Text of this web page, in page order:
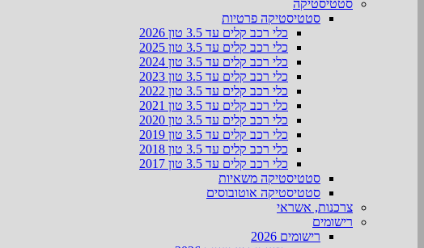
סטטיסטיקה
סטטיסטיקה פרטיות
כלי רכב קלים עד 3.5 טון 2026
כלי רכב קלים עד 3.5 טון 2025
כלי רכב קלים עד 3.5 טון 2024
כלי רכב קלים עד 3.5 טון 2023
כלי רכב קלים עד 3.5 טון 2022
כלי רכב קלים עד 3.5 טון 2021
כלי רכב קלים עד 3.5 טון 2020
כלי רכב קלים עד 3.5 טון 2019
כלי רכב קלים עד 3.5 טון 2018
כלי רכב קלים עד 3.5 טון 2017
סטטיסטיקה משאיות
סטטיסטיקה אוטובוסים
צרכנות, אשראי
רישומים
רישומים 2026